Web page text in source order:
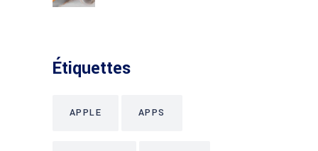
Étiquettes
APPLE APPS